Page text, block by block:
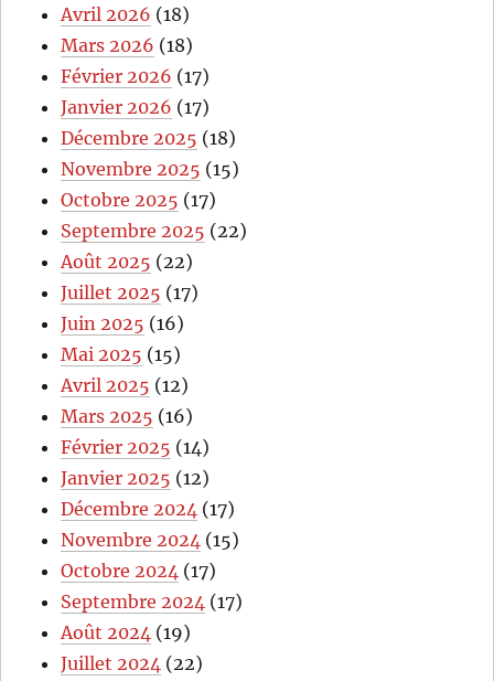
Avril 2026 (18)
Mars 2026 (18)
Février 2026 (17)
Janvier 2026 (17)
Décembre 2025 (18)
Novembre 2025 (15)
Octobre 2025 (17)
Septembre 2025 (22)
Août 2025 (22)
Juillet 2025 (17)
Juin 2025 (16)
Mai 2025 (15)
Avril 2025 (12)
Mars 2025 (16)
Février 2025 (14)
Janvier 2025 (12)
Décembre 2024 (17)
Novembre 2024 (15)
Octobre 2024 (17)
Septembre 2024 (17)
Août 2024 (19)
Juillet 2024 (22)